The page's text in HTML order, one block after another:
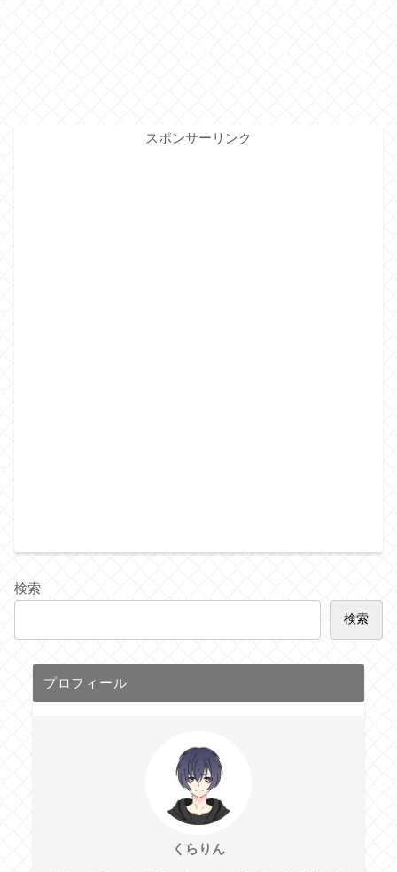
スポンサーリンク
検索
検索
プロフィール
くらりん